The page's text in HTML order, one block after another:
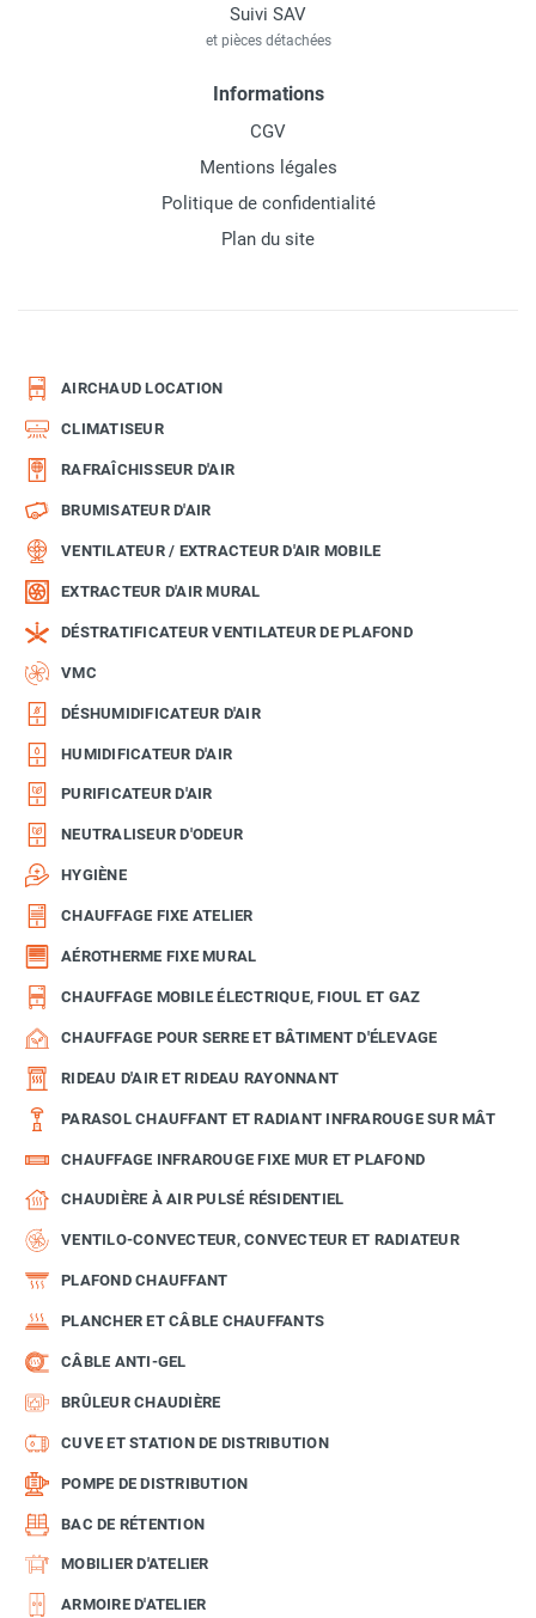
Suivi SAV
et pièces détachées
Informations
CGV
Mentions légales
Politique de confidentialité
Plan du site
AIRCHAUD LOCATION
CLIMATISEUR
RAFRAÎCHISSEUR D'AIR
BRUMISATEUR D'AIR
VENTILATEUR / EXTRACTEUR D'AIR MOBILE
EXTRACTEUR D'AIR MURAL
DÉSTRATIFICATEUR VENTILATEUR DE PLAFOND
VMC
DÉSHUMIDIFICATEUR D'AIR
HUMIDIFICATEUR D'AIR
PURIFICATEUR D'AIR
NEUTRALISEUR D'ODEUR
HYGIÈNE
CHAUFFAGE FIXE ATELIER
AÉROTHERME FIXE MURAL
CHAUFFAGE MOBILE ÉLECTRIQUE, FIOUL ET GAZ
CHAUFFAGE POUR SERRE ET BÂTIMENT D'ÉLEVAGE
RIDEAU D'AIR ET RIDEAU RAYONNANT
PARASOL CHAUFFANT ET RADIANT INFRAROUGE SUR MÂT
CHAUFFAGE INFRAROUGE FIXE MUR ET PLAFOND
CHAUDIÈRE À AIR PULSÉ RÉSIDENTIEL
VENTILO-CONVECTEUR, CONVECTEUR ET RADIATEUR
PLAFOND CHAUFFANT
PLANCHER ET CÂBLE CHAUFFANTS
CÂBLE ANTI-GEL
BRÛLEUR CHAUDIÈRE
CUVE ET STATION DE DISTRIBUTION
POMPE DE DISTRIBUTION
BAC DE RÉTENTION
MOBILIER D'ATELIER
ARMOIRE D'ATELIER